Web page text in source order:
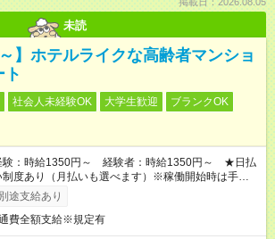
未読
】ホテルライクな高齢者マンショ
ト
社会人未経験OK 大学生歓迎
ブランクOK
験：時給1350円～ 経験者：時給1350円～ ★日払
制度あり（月払いも選べます）※稼働開始時は手続き
お支払いとなります。
途支給あり
費全額支給※規定有